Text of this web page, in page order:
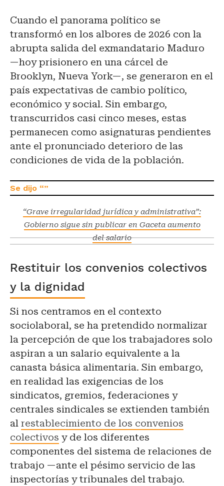
Cuando el panorama político se
transformó en los albores de 2026 con la
abrupta salida del exmandatario Maduro
—hoy prisionero en una cárcel de
Brooklyn, Nueva York—, se generaron en el
país expectativas de cambio político,
económico y social. Sin embargo,
transcurridos casi cinco meses, estas
permanecen como asignaturas pendientes
ante el pronunciado deterioro de las
condiciones de vida de la población.
“Grave irregularidad jurídica y administrativa”:
Gobierno sigue sin publicar en Gaceta aumento
del salario
Restituir los convenios colectivos
y la dignidad
Si nos centramos en el contexto
sociolaboral, se ha pretendido normalizar
la percepción de que los trabajadores solo
aspiran a un salario equivalente a la
canasta básica alimentaria. Sin embargo,
en realidad las exigencias de los
sindicatos, gremios, federaciones y
centrales sindicales se extienden también
al restablecimiento de los convenios
colectivos y de los diferentes
componentes del sistema de relaciones de
trabajo —ante el pésimo servicio de las
inspectorías y tribunales del trabajo.